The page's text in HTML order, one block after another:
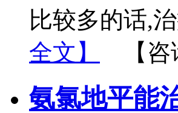
比较多的话,
全文】
【
氨氯地平能